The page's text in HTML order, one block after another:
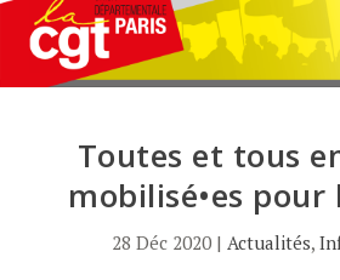
Toutes et tous
mobilisé•es pour
28 Déc 2020| Actualités,